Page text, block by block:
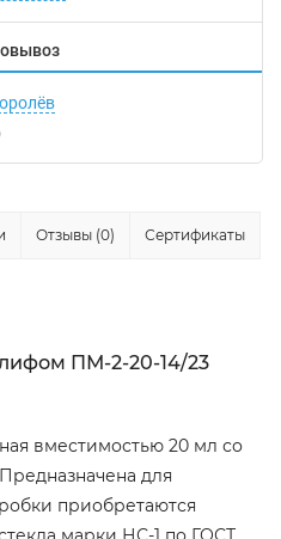
Отзывы (0) Сертификаты
ПМ-2-20-14/23
вместимостью 20 мл со
для
приобретаются